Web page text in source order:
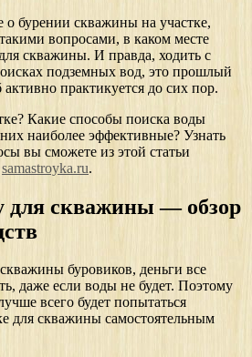
бурении скважины на участке,
вопросами, в каком месте
скважины. И правда, ходить с
подземных вод, это прошлый
активно практикуется до сих пор.
Какие способы поиска воды
наиболее эффективные? Узнать
вы сможете из этой статьи
samastroyka.ru.
для скважины — обзор
буровиков, деньги все
даже если воды не будет. Поэтому
всего будет попытаться
для скважины самостоятельным